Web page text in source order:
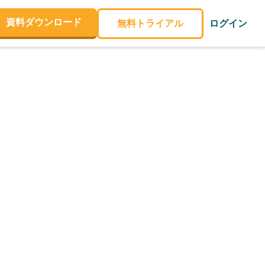
資料ダウンロード 無料トライアル ログイン